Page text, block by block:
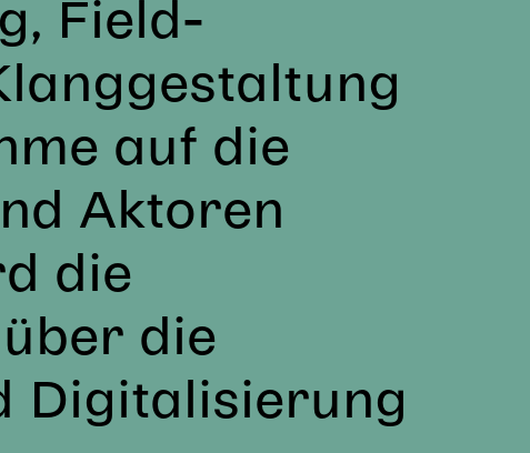
Field-
auf die
Aktoren
die
die
Digitalisierung